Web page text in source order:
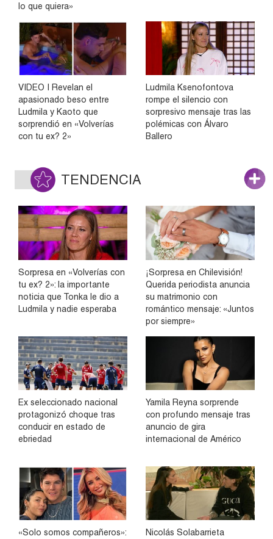
lo que quiera»
VIDEO | Revelan el
apasionado beso entre
Ludmila y Kaoto que
sorprendió en «Volverías
con tu ex? 2»
Ludmila Ksenofontova
rompe el silencio con
sorpresivo mensaje tras las
polémicas con Álvaro
Ballero
TENDENCIA
Sorpresa en «Volverías con
tu ex? 2»: la importante
noticia que Tonka le dio a
Ludmila y nadie esperaba
¡Sorpresa en Chilevisión!
Querida periodista anuncia
su matrimonio con
romántico mensaje: «Juntos
por siempre»
Ex seleccionado nacional
protagonizó choque tras
conducir en estado de
ebriedad
Yamila Reyna sorprende
con profundo mensaje tras
anuncio de gira
internacional de Américo
«Solo somos compañeros»:
Nicolás Solabarrieta